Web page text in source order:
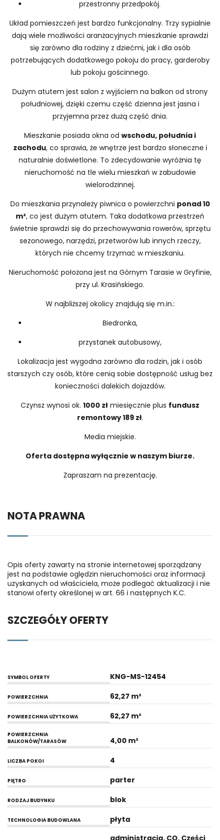
przestronny przedpokój.
Układ pomieszczeń jest bardzo funkcjonalny. Trzy sypialnie
dają wiele możliwości aranżacyjnych mieszkanie sprawdzi
się zarówno dla rodziny z dziećmi, jak i dla osób
potrzebujących dodatkowego pokoju do pracy, garderoby
lub pokoju gościnnego.
Dużym atutem jest salon z wyjściem na balkon od strony
południowej, dzięki czemu część dzienna jest jasna i
przyjemna przez dużą część dnia.
Mieszkanie posiada okna od wschodu, południa i
zachodu, co sprawia, że wnętrze jest bardzo słoneczne i
naturalnie doświetlone. To zdecydowanie wyróżnia tę
nieruchomość na tle wielu mieszkań w zabudowie
wielorodzinnej.
Do mieszkania przynależy piwnica o powierzchni ponad 10
m², co jest dużym atutem. Taka dodatkowa przestrzeń
świetnie sprawdzi się do przechowywania rowerów, sprzętu
sezonowego, narzędzi, przetworów lub innych rzeczy,
których nie chcemy trzymać w mieszkaniu.
Nieruchomość położona jest na Górnym Tarasie w Gryfinie,
przy ul. Krasińskiego.
W najbliższej okolicy znajdują się m.in.:
Biedronka,
przystanek autobusowy,
Lokalizacja jest wygodna zarówno dla rodzin, jak i osób
starszych czy osób, które cenią sobie dostępność usług bez
konieczności dalekich dojazdów.
Czynsz wynosi ok. 1000 zł miesięcznie plus fundusz
remontowy 189 zł.
Media miejskie.
Oferta dostępna wyłącznie w naszym biurze.
Zapraszam na prezentację.
NOTA PRAWNA
Opis oferty zawarty na stronie internetowej sporządzany
jest na podstawie oględzin nieruchomości oraz informacji
uzyskanych od właściciela, może podlegać aktualizacji i nie
stanowi oferty określonej w art. 66 i następnych K.C.
SZCZEGÓŁY OFERTY
SYMBOL OFERTY KNG-MS-12454
POWIERZCHNIA 62,27 m²
POWIERZCHNIA UŻYTKOWA 62,27 m²
POWIERZCHNIA
BALKONÓW/TARASÓW
4,00 m²
LICZBA POKOI 4
PIĘTRO parter
RODZAJ BUDYNKU blok
TECHNOLOGIA BUDOWLANA płyta